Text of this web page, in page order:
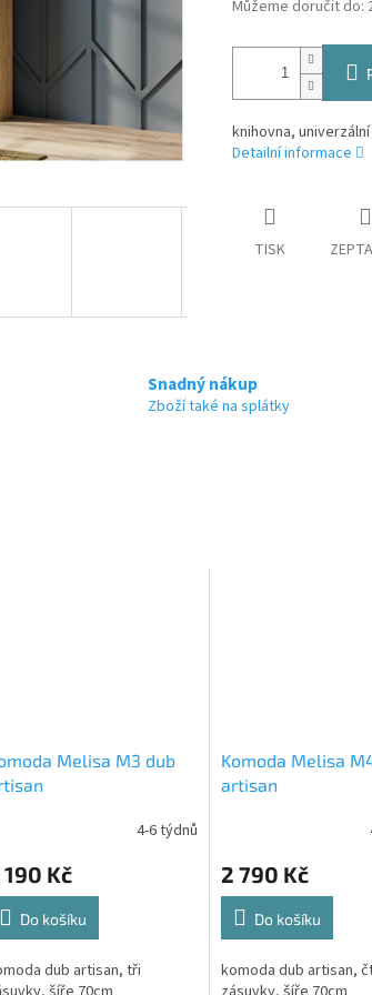
Můžeme doručit do:
knihovna,
Detailní informace
TISK
Snadný nákup
Zboží také na splátky
Melisa M3 dub
4-6 týdnů
190 Kč
Do košíku
dub artisan, tři
Komoda Melisa
artisan
2 790 Kč
Do košíku
komoda dub artisan,